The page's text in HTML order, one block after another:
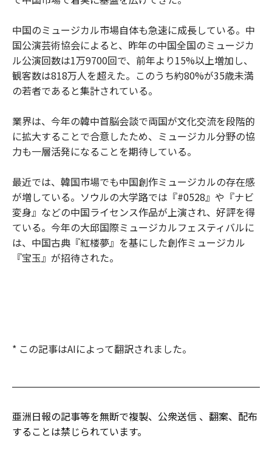
中国のミュージカル市場自体も急速に成長している。中
国公演芸術協会によると、昨年の中国全国のミュージカ
ル公演回数は1万9700回で、前年より15%以上増加し、
観客数は818万人を超えた。このうち約80%が35歳未満
の若者であると集計されている。
業界は、今年の韓中首脳会談で両国が文化交流を段階的
に拡大することで合意したため、ミュージカル分野の協
力も一層活発になることを期待している。
最近では、韓国市場でも中国創作ミュージカルの存在感
が増している。ソウルの大学路では『#0528』や『ナビ
変身』などの中国ライセンス作品が上演され、好評を得
ている。今年の大邱国際ミュージカルフェスティバルに
は、中国古典『紅楼夢』を基にした創作ミュージカル
『宝玉』が招待された。
* この記事はAIによって翻訳されました。
亜洲日報の記事等を無断で複製、公衆送信 、翻案、配布
することは禁じられています。